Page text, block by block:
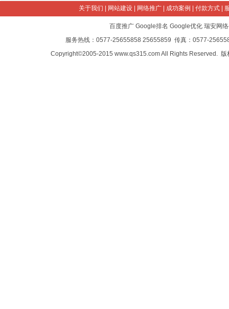
关于我们 网站建设 网络推广 成功案例 付款方式
百度推广 Google排名 Google优化 瑞安网
服务热线：0577-25655858 25655859 传真：0577-
Copyright©2005-2015 www.qs315.com All Rights Reserved. 版